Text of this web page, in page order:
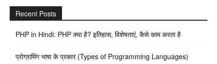
Recent Posts
PHP in Hindi: PHP क्या है? इतिहास, विशेषताएं, कैसे काम करता है
प्रोग्रामिंग भाषा के प्रकार (Types of Programming Languages)